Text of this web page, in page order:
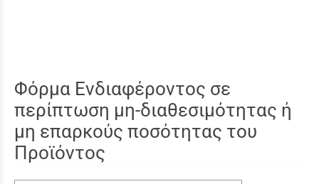
Φόρμα Ενδιαφέροντος σε
περίπτωση μη-διαθεσιμότητας ή
μη επαρκούς ποσότητας του
Προϊόντος